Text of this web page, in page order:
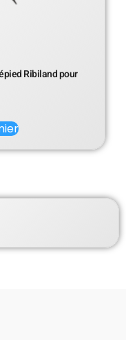
Ribiland pour